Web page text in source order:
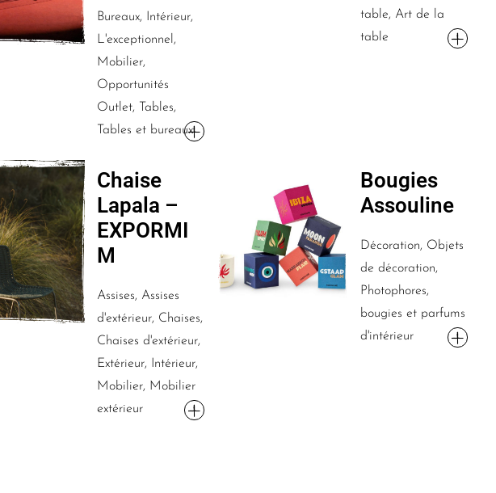
Bureaux, Intérieur,
L'exceptionnel,
Mobilier,
Opportunités
Outlet, Tables,
Tables et bureaux
table, Art de la
table
Chaise
Lapala –
EXPORMI
M
Assises, Assises
d'extérieur, Chaises,
Chaises d'extérieur,
Extérieur, Intérieur,
Mobilier, Mobilier
extérieur
Bougies
Assouline
Décoration, Objets
de décoration,
Photophores,
bougies et parfums
d'intérieur